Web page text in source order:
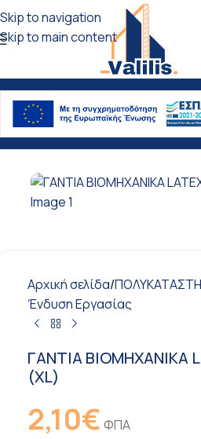
Skip to navigation
Skip to main content
Αρχική σελίδα/
Ένδυση Εργασίας
ΓΑΝΤΙΑ ΒΙΟΜΗΧΑΝΙΚΑ
(XL)
2,10€ ΦΠΑ